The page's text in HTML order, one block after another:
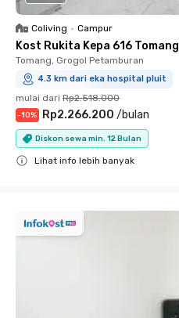
Coliving • Campur
Kost Rukita Kepa 616 Tomang
Tomang, Grogol Petamburan
4.3 km dari eka hospital pluit
mulai dari Rp2.518.000
-10% Rp2.266.200 /bulan
Diskon sewa min. 12 Bulan
Lihat info lebih banyak